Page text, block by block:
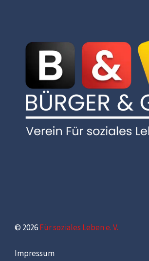
© 2026Für soziales Leben e. V.
Impressum